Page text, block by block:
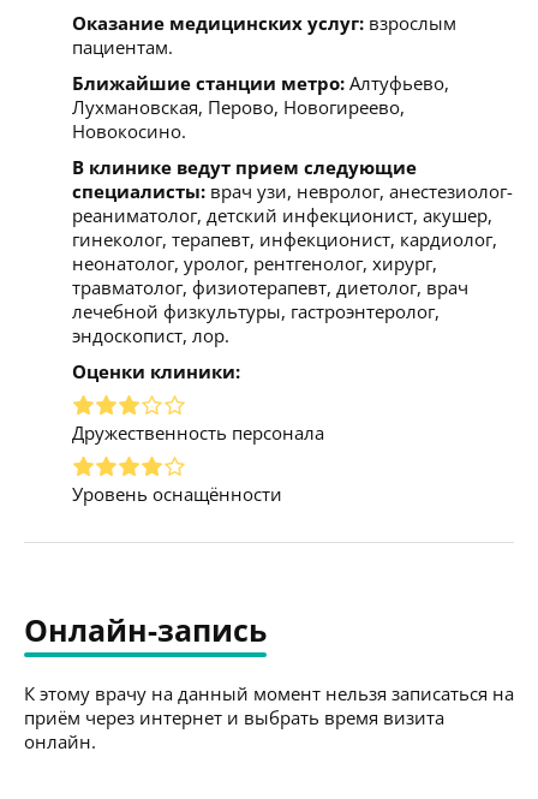
Оказание медицинских услуг: взрослым
пациентам.
Ближайшие станции метро: Алтуфьево,
Лухмановская, Перово, Новогиреево,
Новокосино.
В клинике ведут прием следующие
специалисты: врач узи, невролог, анестезиолог-
реаниматолог, детский инфекционист, акушер,
гинеколог, терапевт, инфекционист, кардиолог,
неонатолог, уролог, рентгенолог, хирург,
травматолог, физиотерапевт, диетолог, врач
лечебной физкультуры, гастроэнтеролог,
эндоскопист, лор.
Оценки клиники:
Дружественность персонала
Уровень оснащённости
Онлайн-запись
К этому врачу на данный момент нельзя записаться на
приём через интернет и выбрать время визита
онлайн.